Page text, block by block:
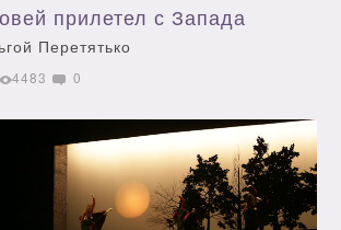
прилетел с Запада
Перетятько
4483 0